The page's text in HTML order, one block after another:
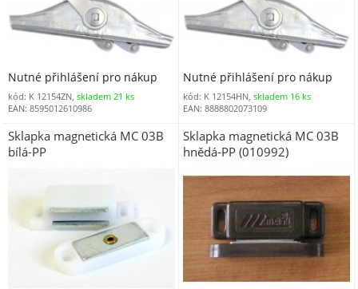
Nutné přihlášení pro nákup
kód: K 12154ZN, skladem 21 ks
EAN: 8595012610986
Nutné přihlášení pro nákup
kód: K 12154HN,skladem 16 ks
EAN: 8888802073109
Sklapka magnetická MC 03B
bílá-PP
Sklapka magnetická MC 03B
hnědá-PP (010992)